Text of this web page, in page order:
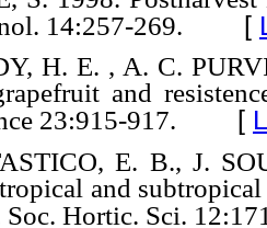
14:257-269. [
H. E. , A. C.
and
23:915-917. [
E. B., J.
and
Soc. Hortic. Sci.